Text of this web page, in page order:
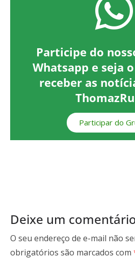
Participe do
Whatsapp e seja
receber as
Participar do
Deixe um
O seu endereço de e-mail não
obrigatórios são marcados com